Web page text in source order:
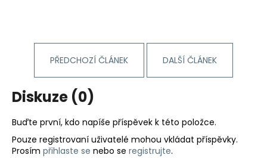
PŘEDCHOZÍ ČLÁNEK DALŠÍ ČLÁNEK
Diskuze (0)
Buďte první, kdo napíše příspěvek k této položce.
Pouze registrovaní uživatelé mohou vkládat příspěvky.
Prosím přihlaste se nebo se registrujte.
HLEDAT
D
p
o
r